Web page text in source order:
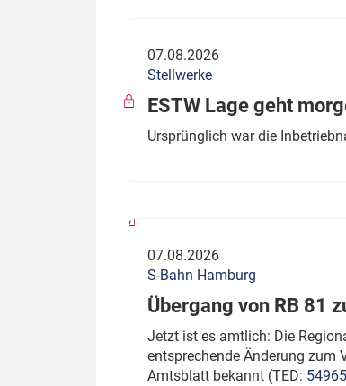
Thema des Monats
Dossier: Generalsanierung
Dossier: ETCS
07.08.2026
Stellwerke
ESTW Lage geht
Ursprünglich war die
07.08.2026
S-Bahn Hamburg
Übergang von RB 81
Jetzt ist es amtlich: Die
entsprechende Änderung zum
Amtsblatt bekannt (TED: